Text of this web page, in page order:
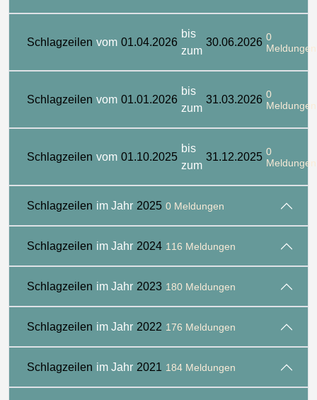
Schlagzeilen vom 01.04.2026
bis
zum
30.06.2026 0
Meldungen
Schlagzeilen vom 01.01.2026
bis
zum
31.03.2026 0
Meldungen
Schlagzeilen vom 01.10.2025
bis
zum
31.12.2025 0
Meldungen
Schlagzeilen im Jahr 2025 0 Meldungen
Schlagzeilen im Jahr 2024 116 Meldungen
Schlagzeilen im Jahr 2023 180 Meldungen
Schlagzeilen im Jahr 2022 176 Meldungen
Schlagzeilen im Jahr 2021 184 Meldungen